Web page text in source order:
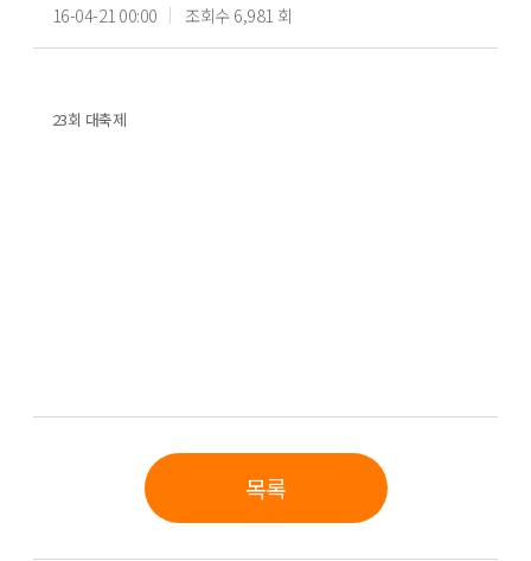
16-04-21 00:00 조회수 6,981 회
23회 대축제
목록